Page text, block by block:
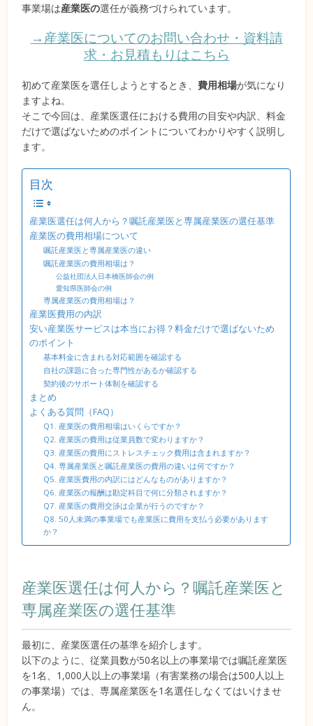
事業場は産業医の選任が義務づけられています。
→産業医についてのお問い合わせ・資料請
求・お見積もりはこちら
初めて産業医を選任しようとするとき、費用相場が気になり
ますよね。
そこで今回は、産業医選任における費用の目安や内訳、料金
だけで選ばないためのポイントについてわかりやすく説明し
ます。
目次
産業医選任は何人から？嘱託産業医と専属産業医の選任基準
産業医の費用相場について
嘱託産業医と専属産業医の違い
嘱託産業医の費用相場は？
公益社団法人日本橋医師会の例
愛知県医師会の例
専属産業医の費用相場は？
産業医費用の内訳
安い産業医サービスは本当にお得？料金だけで選ばないため
のポイント
基本料金に含まれる対応範囲を確認する
自社の課題に合った専門性があるか確認する
契約後のサポート体制を確認する
まとめ
よくある質問（FAQ）
Q1. 産業医の費用相場はいくらですか？
Q2. 産業医の費用は従業員数で変わりますか？
Q3. 産業医の費用にストレスチェック費用は含まれますか？
Q4. 専属産業医と嘱託産業医の費用の違いは何ですか？
Q5. 産業医費用の内訳にはどんなものがありますか？
Q6. 産業医の報酬は勘定科目で何に分類されますか？
Q7. 産業医の費用交渉は企業が行うのですか？
Q8. 50人未満の事業場でも産業医に費用を支払う必要があります
か？
産業医選任は何人から？嘱託産業医と
専属産業医の選任基準
最初に、産業医選任の基準を紹介します。
以下のように、従業員数が50名以上の事業場では嘱託産業医
を1名、1,000人以上の事業場（有害業務の場合は500人以上
の事業場）では、専属産業医を1名選任しなくてはいけませ
ん。